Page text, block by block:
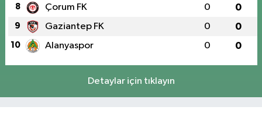
8 Çorum FK 0 0
9 Gaziantep FK 0 0
10 Alanyaspor 0 0
Detaylar için tıklayın